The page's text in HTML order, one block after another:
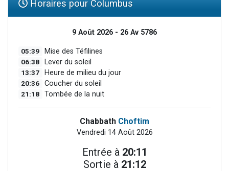
Horaires pour Columbus
9 Août 2026 - 26 Av 5786
05:39 Mise des Téfilines
06:38 Lever du soleil
13:37 Heure de milieu du jour
20:36 Coucher du soleil
21:18 Tombée de la nuit
Chabbath Choftim
Vendredi 14 Août 2026
Entrée à 20:11
Sortie à 21:12